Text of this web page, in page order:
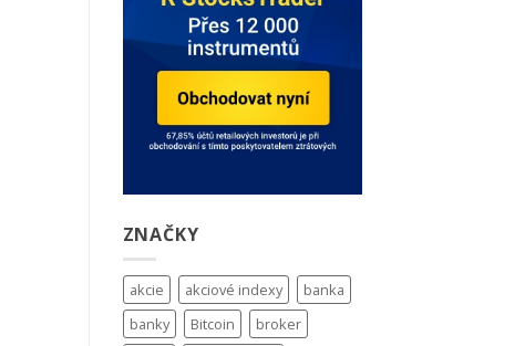
ZNAČKY
akcie akciové indexy
banka
banky
Bitcoin
broker